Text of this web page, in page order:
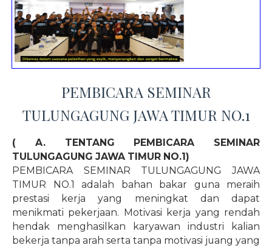
PEMBICARA SEMINAR
TULUNGAGUNG JAWA TIMUR NO.1
( A. TENTANG PEMBICARA SEMINAR
TULUNGAGUNG JAWA TIMUR NO.1)
PEMBICARA SEMINAR TULUNGAGUNG JAWA
TIMUR NO.1 adalah bahan bakar guna meraih
prestasi kerja yang meningkat dan dapat
menikmati pekerjaan. Motivasi kerja yang rendah
hendak menghasilkan karyawan industri kalian
bekerja tanpa arah serta tanpa motivasi juang yang